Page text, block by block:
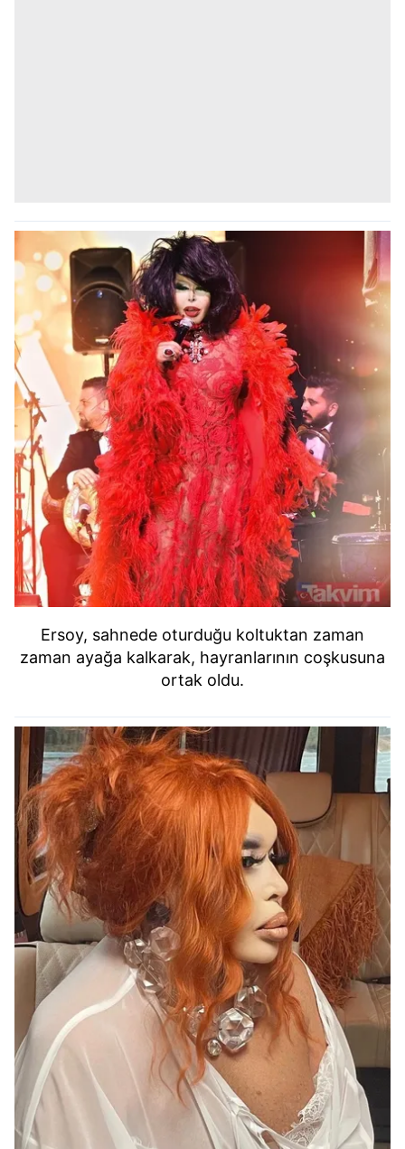
Ersoy, sahnede oturduğu koltuktan zaman
zaman ayağa kalkarak, hayranlarının coşkusuna
ortak oldu.